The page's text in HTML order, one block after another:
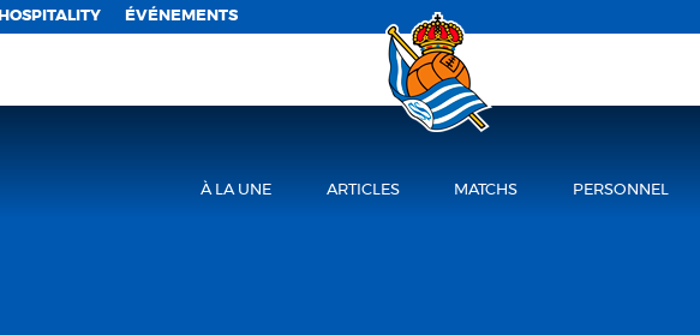
HOSPITALITY ÉVÉNEMENTS
À LA UNE ARTICLES MATCHS PERSONNEL